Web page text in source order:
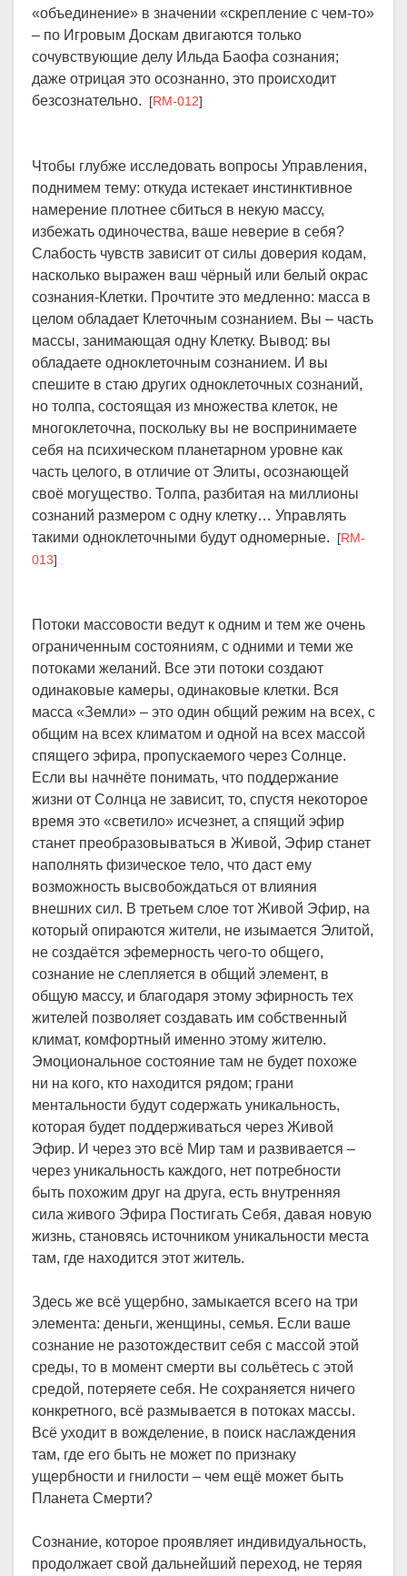
«объединение» в значении «скрепление с чем-то»
– по Игровым Доскам двигаются только
сочувствующие делу Ильда Баофа сознания;
даже отрицая это осознанно, это происходит
безсознательно. [RM-012]
Чтобы глубже исследовать вопросы Управления,
поднимем тему: откуда истекает инстинктивное
намерение плотнее сбиться в некую массу,
избежать одиночества, ваше неверие в себя?
Слабость чувств зависит от силы доверия кодам,
насколько выражен ваш чёрный или белый окрас
сознания-Клетки. Прочтите это медленно: масса в
целом обладает Клеточным сознанием. Вы – часть
массы, занимающая одну Клетку. Вывод: вы
обладаете одноклеточным сознанием. И вы
спешите в стаю других одноклеточных сознаний,
но толпа, состоящая из множества клеток, не
многоклеточна, поскольку вы не воспринимаете
себя на психическом планетарном уровне как
часть целого, в отличие от Элиты, осознающей
своё могущество. Толпа, разбитая на миллионы
сознаний размером с одну клетку… Управлять
такими одноклеточными будут одномерные. [RM-
013]
Потоки массовости ведут к одним и тем же очень
ограниченным состояниям, с одними и теми же
потоками желаний. Все эти потоки создают
одинаковые камеры, одинаковые клетки. Вся
масса «Земли» – это один общий режим на всех, с
общим на всех климатом и одной на всех массой
спящего эфира, пропускаемого через Солнце.
Если вы начнёте понимать, что поддержание
жизни от Солнца не зависит, то, спустя некоторое
время это «светило» исчезнет, а спящий эфир
станет преобразовываться в Живой, Эфир станет
наполнять физическое тело, что даст ему
возможность высвобождаться от влияния
внешних сил. В третьем слое тот Живой Эфир, на
который опираются жители, не изымается Элитой,
не создаётся эфемерность чего-то общего,
сознание не слепляется в общий элемент, в
общую массу, и благодаря этому эфирность тех
жителей позволяет создавать им собственный
климат, комфортный именно этому жителю.
Эмоциональное состояние там не будет похоже
ни на кого, кто находится рядом; грани
ментальности будут содержать уникальность,
которая будет поддерживаться через Живой
Эфир. И через это всё Мир там и развивается –
через уникальность каждого, нет потребности
быть похожим друг на друга, есть внутренняя
сила живого Эфира Постигать Себя, давая новую
жизнь, становясь источником уникальности места
там, где находится этот житель.
Здесь же всё ущербно, замыкается всего на три
элемента: деньги, женщины, семья. Если ваше
сознание не разотождествит себя с массой этой
среды, то в момент смерти вы сольётесь с этой
средой, потеряете себя. Не сохраняется ничего
конкретного, всё размывается в потоках массы.
Всё уходит в вожделение, в поиск наслаждения
там, где его быть не может по признаку
ущербности и гнилости – чем ещё может быть
Планета Смерти?
Сознание, которое проявляет индивидуальность,
продолжает свой дальнейший переход, не теряя